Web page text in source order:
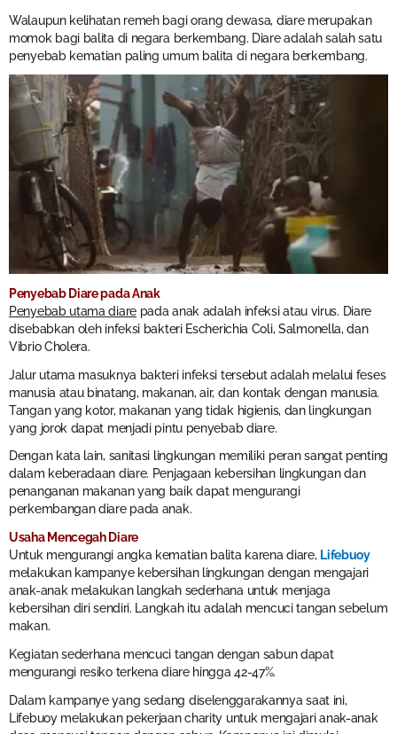
Walaupun kelihatan remeh bagi orang dewasa, diare merupakan
momok bagi balita di negara berkembang. Diare adalah salah satu
penyebab kematian paling umum balita di negara berkembang.
Penyebab Diare pada Anak
Penyebab utama diare pada anak adalah infeksi atau virus. Diare
disebabkan oleh infeksi bakteri Escherichia Coli, Salmonella, dan
Vibrio Cholera.
Jalur utama masuknya bakteri infeksi tersebut adalah melalui feses
manusia atau binatang, makanan, air, dan kontak dengan manusia.
Tangan yang kotor, makanan yang tidak higienis, dan lingkungan
yang jorok dapat menjadi pintu penyebab diare.
Dengan kata lain, sanitasi lingkungan memiliki peran sangat penting
dalam keberadaan diare. Penjagaan kebersihan lingkungan dan
penanganan makanan yang baik dapat mengurangi
perkembangan diare pada anak.
Usaha Mencegah Diare
Untuk mengurangi angka kematian balita karena diare, Lifebuoy
melakukan kampanye kebersihan lingkungan dengan mengajari
anak-anak melakukan langkah sederhana untuk menjaga
kebersihan diri sendiri. Langkah itu adalah mencuci tangan sebelum
makan.
Kegiatan sederhana mencuci tangan dengan sabun dapat
mengurangi resiko terkena diare hingga 42-47%.
Dalam kampanye yang sedang diselenggarakannya saat ini,
Lifebuoy melakukan pekerjaan charity untuk mengajari anak-anak